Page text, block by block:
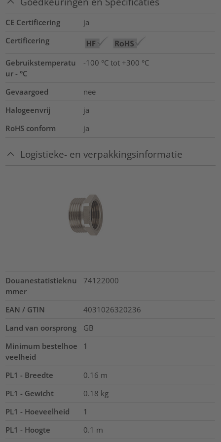
CE Certificering
ja
Certificering
Gebruikstemperatu
ur - °C
-100 °C tot +300 °C
Gevaargoed
nee
Halogeenvrij
ja
RoHS conform
ja
Logistieke- en verpakkingsinformatie
Douanestatistieknu
mmer
74122000
EAN / GTIN
4031026320236
Land van oorsprong
GB
Minimum bestelhoe
veelheid
1
PL1 - Breedte 0.16 m
PL1 - Gewicht
0.18 kg
PL1 - Hoeveelheid
1
PL1 - Hoogte
0.1 m